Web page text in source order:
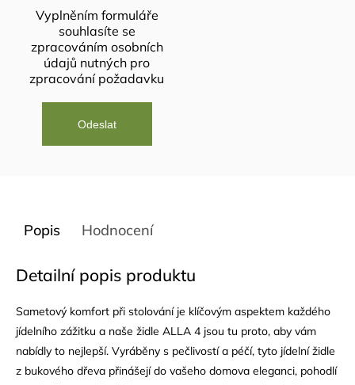
Vyplněním formuláře
souhlasíte se
zpracováním osobních
údajů nutných pro
zpracování požadavku
Popis Hodnocení
Detailní popis produktu
Sametový komfort při stolování je klíčovým aspektem každého
jídelního zážitku a naše židle ALLA 4 jsou tu proto, aby vám
nabídly to nejlepší. Vyráběny s pečlivostí a péčí, tyto jídelní židle
z bukového dřeva přinášejí do vašeho domova eleganci, pohodlí